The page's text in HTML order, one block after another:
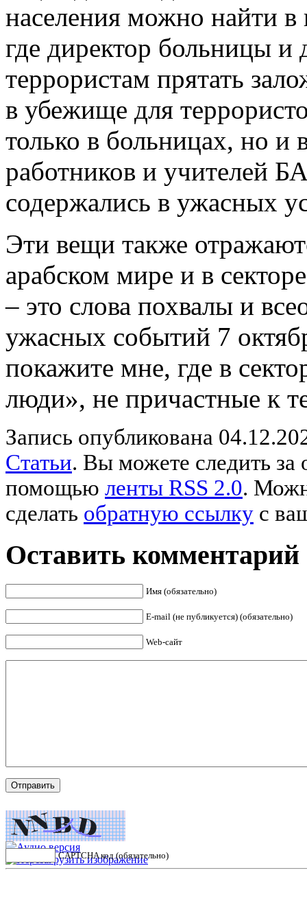
населения можно найти
где директор больницы и
террористам прятать
в убежище для
только в больницах, но
работников и учителей
содержались в ужасных
Эти вещи также
арабском мире и в
– это слова похвалы и
ужасных событий 7
покажите мне, где в
люди», не причастные к
Запись опубликована
Статьи. Вы можете следить за
помощью ленты RSS 2.0.
сделать обратную ссылку с
Оставить комментарий
Имя (обязательно)
E-mail (не публикуется) (обязательно)
Web-сайт
CAPTCHA код (обязательно)